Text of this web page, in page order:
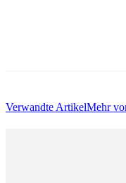
Verwandte ArtikelMehr